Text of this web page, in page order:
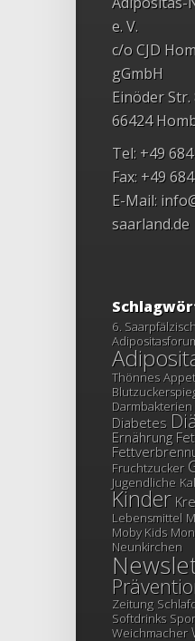
e. V.
c/o CJD
gGmbH
Einöder Str.
66424
Tel: +49
Fax: +49
E-Mail:
saarland.de
6.
Thönnes
Darmbakterien
Diabetes
Ernährung
Fruchtzucker
Jugendliche
Kinder
Lebensmittel
Moby Kids
Neunkirchen
Zeitung
Softdrinks
Weichmacher